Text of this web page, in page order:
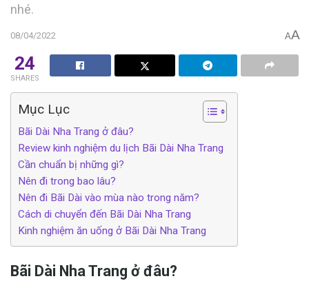
nhé.
08/04/2022 AA
24
SHARES
Mục Lục
Bãi Dài Nha Trang ở đâu?
Review kinh nghiệm du lịch Bãi Dài Nha Trang
Cần chuẩn bị những gì?
Nên đi trong bao lâu?
Nên đi Bãi Dài vào mùa nào trong năm?
Cách di chuyển đến Bãi Dài Nha Trang
Kinh nghiệm ăn uống ở Bãi Dài Nha Trang
Bãi Dài Nha Trang ở đâu?